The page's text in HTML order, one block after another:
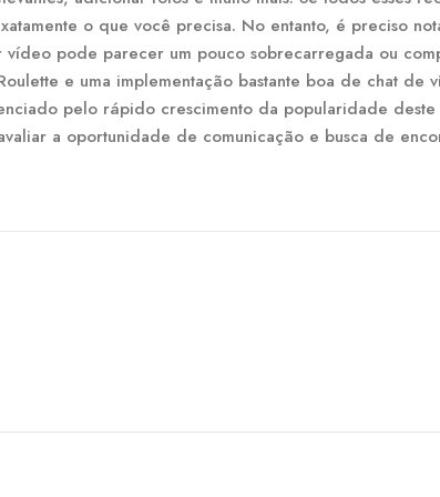
o que você precisa. No entanto, é preciso
pode parecer um pouco sobrecarregada ou
e uma implementação bastante boa de chat de
pelo rápido crescimento da popularidade deste
a oportunidade de comunicação e busca de